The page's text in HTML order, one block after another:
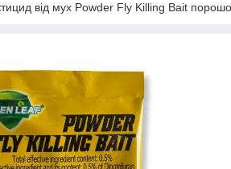
від мух Powder Fly Killing Bait